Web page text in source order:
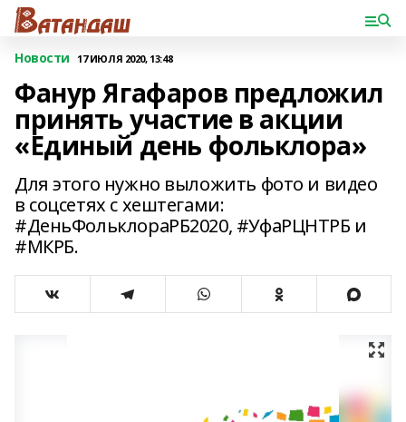
Новости 17 ИЮЛЯ 2020, 13:48
Фанур Ягафаров предложил
принять участие в акции
«Единый день фольклора»
Для этого нужно выложить фото и видео
в соцсетях с хештегами:
#ДеньФольклораРБ2020, #УфаРЦНТРБ и
#МКРБ.